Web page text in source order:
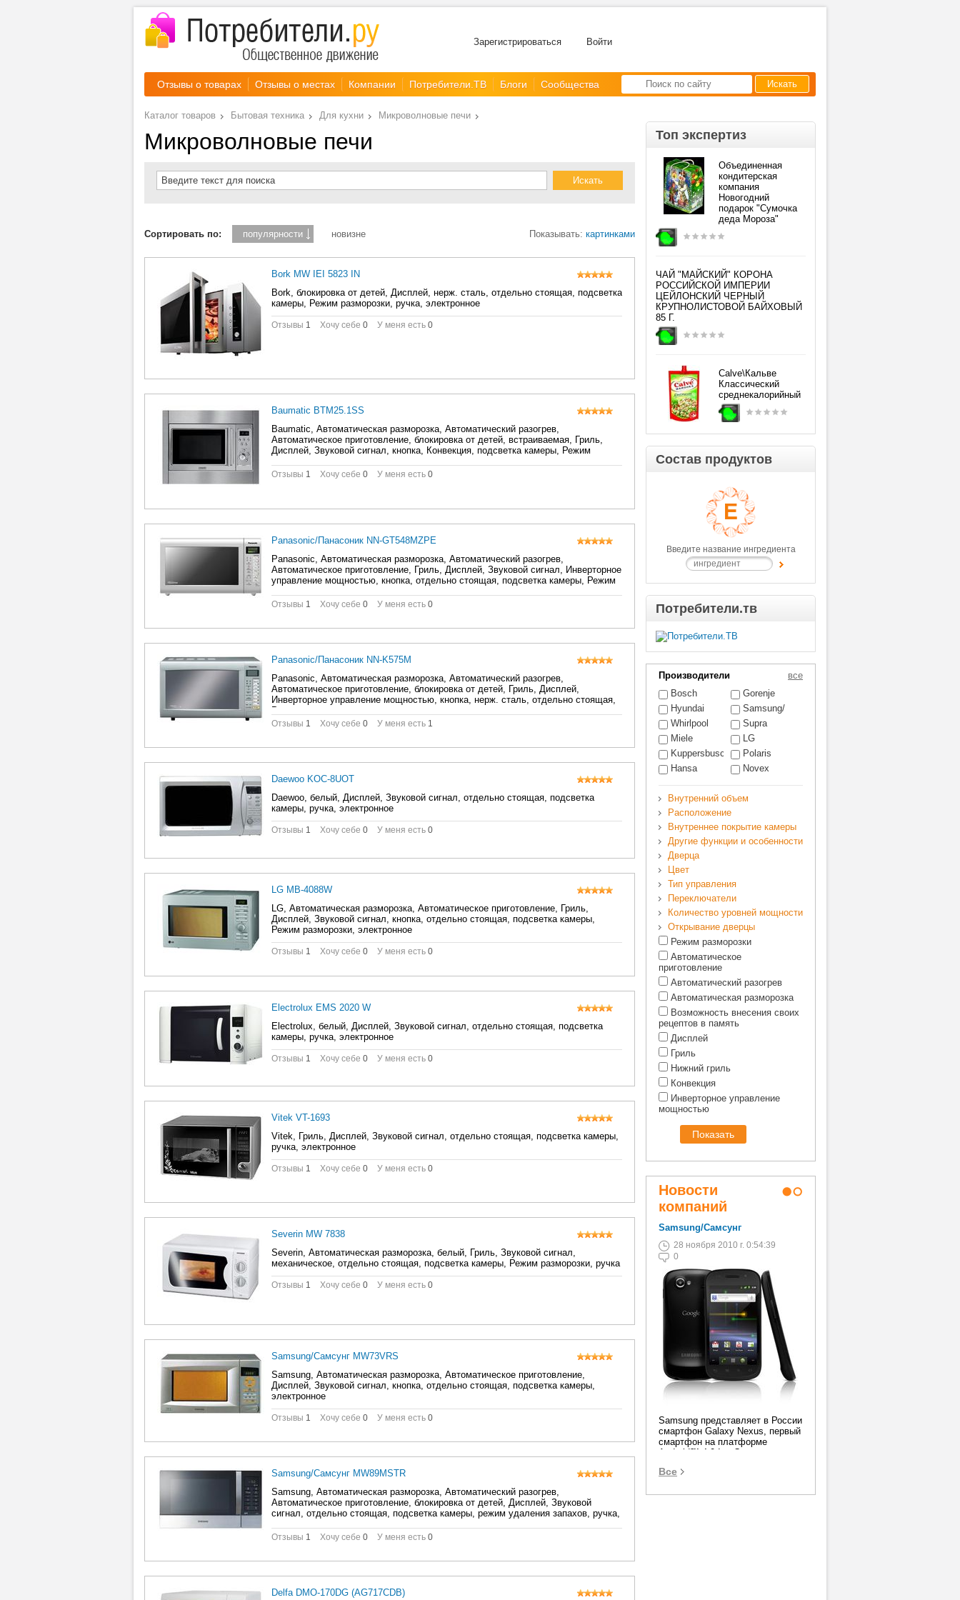
Зарегистрироваться Войти
Отзывы о товарах Отзывы о местах Компании Потребители.ТВ Блоги Сообщества Искать
Каталог товаров Бытовая техника Для кухни Микроволновые печи
Микроволновые печи
Введите текст для поиска
Сортировать по: популярности новизне Показывать: картинками
Bork MW IEI 5823 IN
Bork, блокировка от детей, Дисплей, нерж. сталь, отдельно стоящая, подсветка
камеры, Режим разморозки, ручка, электронное
Отзывы 1 Хочу себе 0 У меня есть 0
Baumatic BTM25.1SS
Baumatic, Автоматическая разморозка, Автоматический разогрев,
Автоматическое приготовление, блокировка от детей, встраиваемая, Гриль,
Дисплей, Звуковой сигнал, кнопка, Конвекция, подсветка камеры, Режим
Отзывы 1 Хочу себе 0 У меня есть 0
Panasonic/Панасоник NN-GT548MZPE
Panasonic, Автоматическая разморозка, Автоматический разогрев,
Автоматическое приготовление, Гриль, Дисплей, Звуковой сигнал, Инверторное
управление мощностью, кнопка, отдельно стоящая, подсветка камеры, Режим
Отзывы 1 Хочу себе 0 У меня есть 0
Panasonic/Панасоник NN-K575M
Panasonic, Автоматическая разморозка, Автоматический разогрев,
Автоматическое приготовление, блокировка от детей, Гриль, Дисплей,
Инверторное управление мощностью, кнопка, нерж. сталь, отдельно стоящая,
Режим разморозки, электронное
Отзывы 1 Хочу себе 0 У меня есть 1
Daewoo KOC-8UOT
Daewoo, белый, Дисплей, Звуковой сигнал, отдельно стоящая, подсветка
камеры, ручка, электронное
Отзывы 1 Хочу себе 0 У меня есть 0
LG MB-4088W
LG, Автоматическая разморозка, Автоматическое приготовление, Гриль,
Дисплей, Звуковой сигнал, кнопка, отдельно стоящая, подсветка камеры,
Режим разморозки, электронное
Отзывы 1 Хочу себе 0 У меня есть 0
Electrolux EMS 2020 W
Electrolux, белый, Дисплей, Звуковой сигнал, отдельно стоящая, подсветка
камеры, ручка, электронное
Отзывы 1 Хочу себе 0 У меня есть 0
Vitek VT-1693
Vitek, Гриль, Дисплей, Звуковой сигнал, отдельно стоящая, подсветка камеры,
ручка, электронное
Отзывы 1 Хочу себе 0 У меня есть 0
Severin MW 7838
Severin, Автоматическая разморозка, белый, Гриль, Звуковой сигнал,
механическое, отдельно стоящая, подсветка камеры, Режим разморозки, ручка
Отзывы 1 Хочу себе 0 У меня есть 0
Samsung/Самсунг MW73VRS
Samsung, Автоматическая разморозка, Автоматическое приготовление,
Дисплей, Звуковой сигнал, кнопка, отдельно стоящая, подсветка камеры,
электронное
Отзывы 1 Хочу себе 0 У меня есть 0
Samsung/Самсунг MW89MSTR
Samsung, Автоматическая разморозка, Автоматический разогрев,
Автоматическое приготовление, блокировка от детей, Дисплей, Звуковой
сигнал, отдельно стоящая, подсветка камеры, режим удаления запахов, ручка,
Отзывы 1 Хочу себе 0 У меня есть 0
Delfa DMO-170DG (AG717CDB)
Топ экспертиз
Объединенная
кондитерская
компания
Новогодний
подарок "Сумочка
деда Мороза"
ЧАЙ "МАЙСКИЙ" КОРОНА
РОССИЙСКОЙ ИМПЕРИИ
ЦЕЙЛОНСКИЙ ЧЕРНЫЙ
КРУПНОЛИСТОВОЙ БАЙХОВЫЙ
85 Г.
Calve\Кальве
Классический
среднекалорийный
Состав продуктов
Введите название ингредиента
Потребители.тв
Производители
все
Bosch
Gorenje
Hyundai
Samsung/
Самсунг
Whirlpool
Supra
Miele
LG
Kuppersbusch
Polaris
Hansa
Novex
Внутренний объем
Расположение
Внутреннее покрытие камеры
Другие функции и особенности
Дверца
Цвет
Тип управления
Переключатели
Количество уровней мощности
Открывание дверцы
Режим разморозки
Автоматическое
приготовление
Автоматический разогрев
Автоматическая разморозка
Возможность внесения своих
рецептов в память
Дисплей
Гриль
Нижний гриль
Конвекция
Инверторное управление
мощностью
Новости
компаний
Samsung/Самсунг
28 ноября 2010 г. 0:54:39
0
Samsung представляет в России
смартфон Galaxy Nexus, первый
смартфон на платформе
Android™ 4.0 Ice Cream
Все